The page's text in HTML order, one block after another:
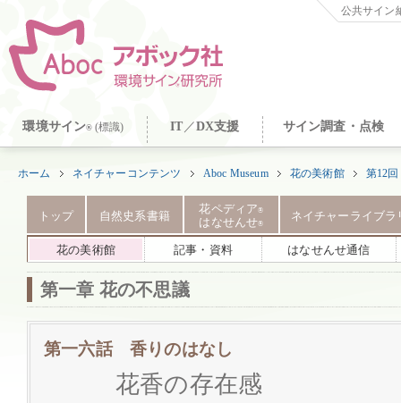
公共サイン
環境サイン® (標識) IT ／DX支援 サイン調査・点検
ホーム ネイチャーコンテンツ Aboc Museum 花の美術館 第12
トップ 自然史系書籍
花ペディア®
はなせんせ®
ネイチャーライブラ
花の美術館 記事・資料 はなせんせ通信
第一章 花の不思議
第一六話 香りのはなし
花香の存在感